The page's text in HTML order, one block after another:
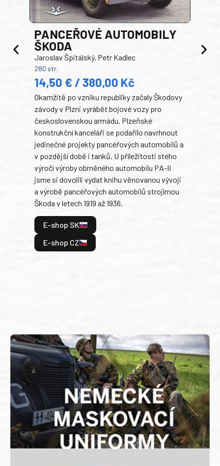
PANCEŘOVÉ AUTOMOBILY
ŠKODA
Jaroslav Špitálský, Petr Kadlec
280 str.
14,50 € / 380,00 Kč
Okamžitě po vzniku republiky začaly Škodovy
závody v Plzni vyrábět bojové vozy pro
československou armádu. Plzeňské
konstrukční kanceláři se podařilo navrhnout
jedinečné projekty pancéřových automobilů a
v pozdější době i tanků. U příležitosti stého
výročí výroby obrněného automobilu PA-II
jsme si dovolili vydat knihu věnovanou vývoji
a výrobě pancéřových automobilů strojírnou
Škoda v letech 1919 až 1936.
E-shop SK
E-shop CZ